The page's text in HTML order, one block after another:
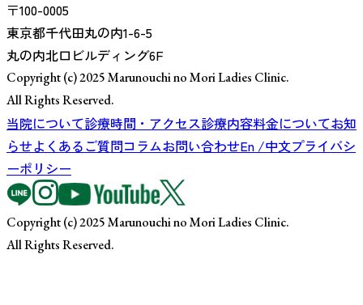
〒100-0005
東京都千代田丸の内1-6-5
丸の内北口ビルディング6F
Copyright (c) 2025 Marunouchi no Mori Ladies Clinic.
All Rights Reserved.
当院について診療時間・アクセス診療内容料金についてお知
らせよくあるご質問コラムお問い合わせEn /中文プライバシ
ーポリシー
Copyright (c) 2025 Marunouchi no Mori Ladies Clinic.
All Rights Reserved.